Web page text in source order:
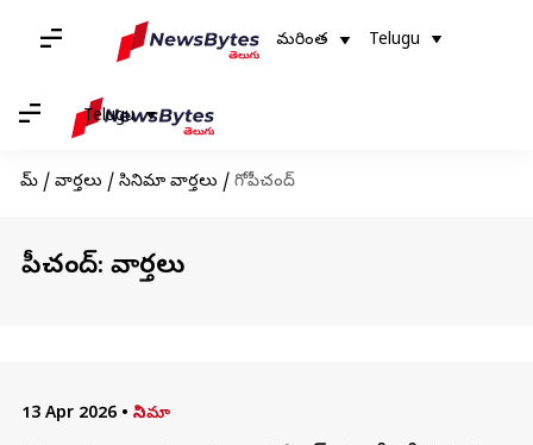
మరింత Telugu
Telugu
హోమ్ / వార్తలు / సినిమా వార్తలు / గోపీచంద్
గోపీచంద్: వార్తలు
13 Apr 2026 • సినిమా